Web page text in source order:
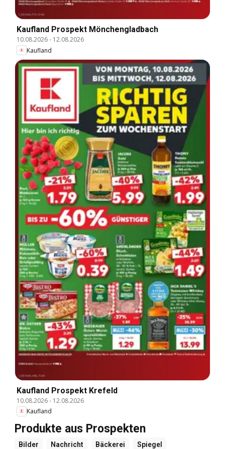
Kaufland Prospekt Mönchengladbach
10.08.2026- 12.08.2026
Kaufland
Kaufland Prospekt Krefeld
10.08.2026- 12.08.2026
Kaufland
Produkte aus Prospekten
Bilder Nachricht Bäckerei Spiegel